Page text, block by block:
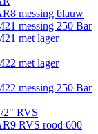
messing blauw
messing 250 Bar
met lager
met lager
messing 250 Bar
2" RVS
RVS rood 600